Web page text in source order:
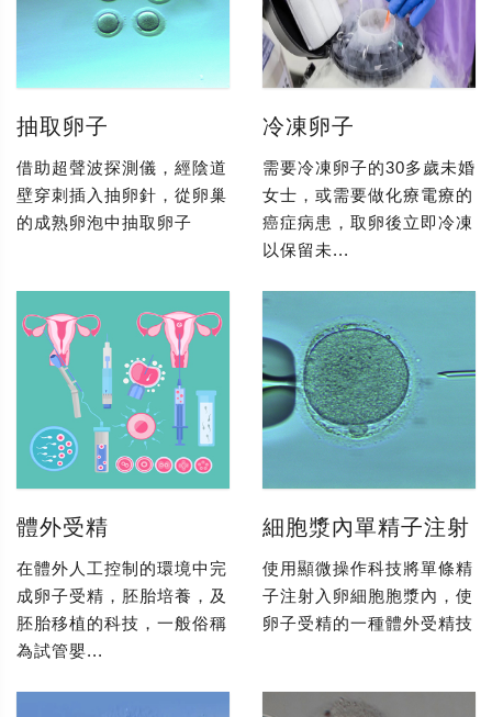
抽取卵子
借助超聲波探測儀，經陰道
壁穿刺插入抽卵針，從卵巢
的成熟卵泡中抽取卵子
冷凍卵子
需要冷凍卵子的30多歲未婚
女士，或需要做化療電療的
癌症病患，取卵後立即冷凍
以保留未...
體外受精
在體外人工控制的環境中完
成卵子受精，胚胎培養，及
胚胎移植的科技，一般俗稱
為試管嬰...
細胞漿內單精子注射
使用顯微操作科技將單條精
子注射入卵細胞胞漿內，使
卵子受精的一種體外受精技